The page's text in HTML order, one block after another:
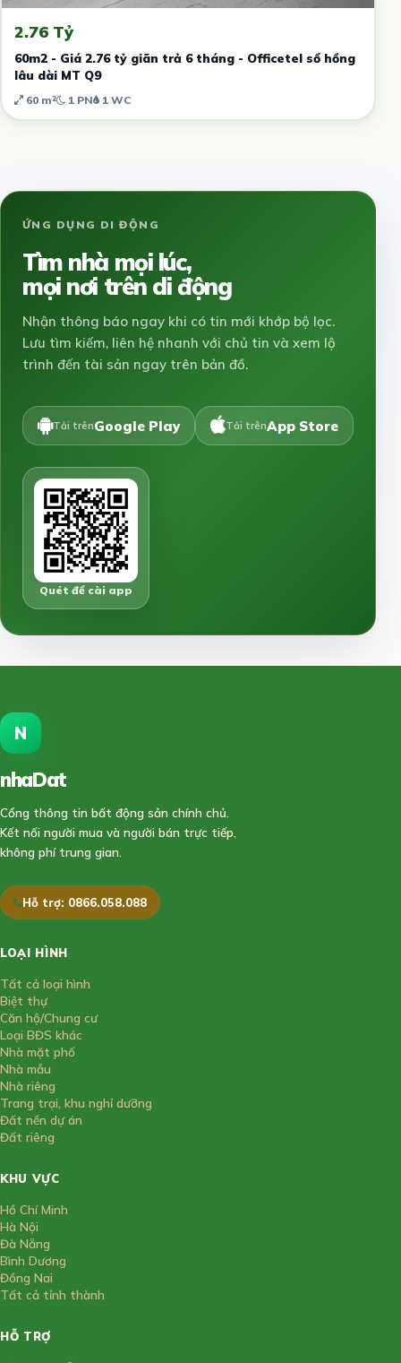
2.76 Tỷ
60m2 - Giá 2.76 tỷ giãn trả 6 tháng - Officetel sổ hồng
lâu dài MT Q9
60 m² 1 PN 1 WC
ỨNG DỤNG DI ĐỘNG
Tìm nhà mọi lúc,
mọi nơi trên di động
Nhận thông báo ngay khi có tin mới khớp bộ lọc.
Lưu tìm kiếm, liên hệ nhanh với chủ tin và xem lộ
trình đến tài sản ngay trên bản đồ.
Tải trênGoogle Play Tải trênApp Store
Quét để cài app
N
nhaDat
Cổng thông tin bất động sản chính chủ.
Kết nối người mua và người bán trực tiếp,
không phí trung gian.
Hỗ trợ: 0866.058.088
LOẠI HÌNH
Tất cả loại hình
Biệt thự
Căn hộ/Chung cư
Loại BĐS khác
Nhà mặt phố
Nhà mẫu
Nhà riêng
Trang trại, khu nghỉ dưỡng
Đất nền dự án
Đất riêng
KHU VỰC
Hồ Chí Minh
Hà Nội
Đà Nẵng
Bình Dương
Đồng Nai
Tất cả tỉnh thành
HỖ TRỢ